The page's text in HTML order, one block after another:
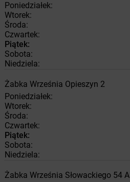
Poniedziałek:
Wtorek:
Środa:
Czwartek:
Piątek:
Sobota:
Niedziela:
Żabka Września Opieszyn 2
Poniedziałek:
Wtorek:
Środa:
Czwartek:
Piątek:
Sobota:
Niedziela:
Żabka Września Słowackiego 54 A